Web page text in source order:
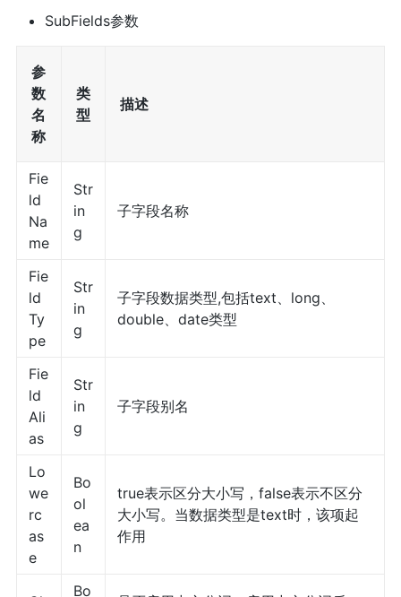
SubFields参数
参
数
名
称
类
型
描述
Fie
ld
Na
me
Str
in
g
子字段名称
Fie
ld
Ty
pe
Str
in
g
子字段数据类型,包括text、long、
double、date类型
Fie
ld
Ali
as
Str
in
g
子字段别名
Lo
we
rc
as
e
Bo
ol
ea
n
true表示区分大小写，false表示不区分
大小写。当数据类型是text时，该项起
作用
Bo